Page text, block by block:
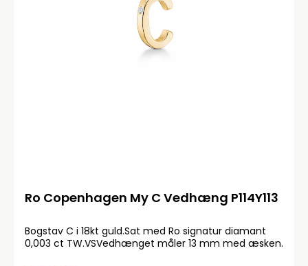
Ro Copenhagen My C Vedhæng P114Y113
Bogstav C i 18kt guld.Sat med Ro signatur diamant
0,003 ct TW.VSVedhænget måler 13 mm med æsken.